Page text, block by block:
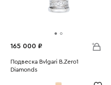
165 000 ₽
Подвеска Bvlgari B.Zero1
Diamonds